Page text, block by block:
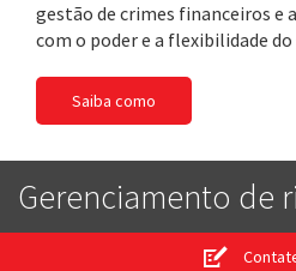
gestão de crimes financeiros e
com o poder e a flexibilidade
Saiba como
Gerenciamento de